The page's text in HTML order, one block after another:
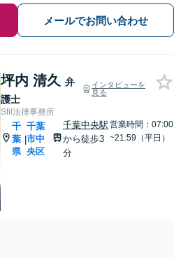
メールでお問い合わせ
坪内 清久 弁
護士
インタビューを
見る
Sfil法律事務所
千
葉
県
|
千葉
市中
央区
千葉中央駅
から徒歩3
分
営業時間：07:00
~21:59（平日）